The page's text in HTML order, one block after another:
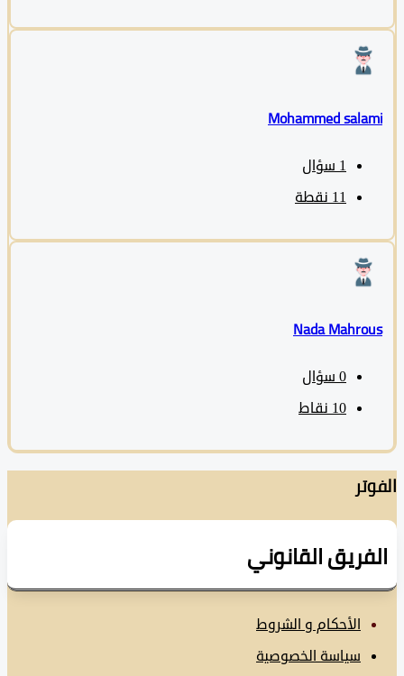
Mohammed
سؤال
نقطة
Nada
سؤال
نقاط
القانوني
الأحكام و الشروط
سياسة الخصوصية